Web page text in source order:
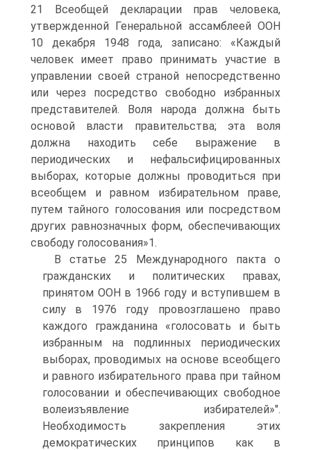
21 Всеобщей декларации прав человека,
утвержденной Генеральной ассамблеей ООН
10 декабря 1948 года, записано: «Каждый
человек имеет право принимать участие в
управлении своей страной непосредственно
или через посредство свободно избранных
представителей. Воля народа должна быть
основой власти правительства; эта воля
должна находить себе выражение в
периодических и нефальсифицированных
выборах, которые должны проводиться при
всеобщем и равном избирательном праве,
путем тайного голосования или посредством
других равнозначных форм, обеспечивающих
свободу голосования»1.
В статье 25 Международного пакта о
гражданских и политических правах,
принятом ООН в 1966 году и вступившем в
силу в 1976 году провозглашено право
каждого гражданина «голосовать и быть
избранным на подлинных периодических
выборах, проводимых на основе всеобщего
и равного избирательного права при тайном
голосовании и обеспечивающих свободное
волеизъявление избирателей»".
Необходимость закрепления этих
демократических принципов как в